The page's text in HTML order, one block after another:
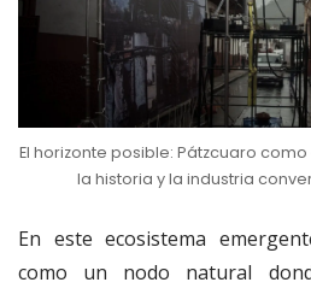
El horizonte posible: Pátzcuaro
la historia y la industria
En este ecosistema
como un nodo natural